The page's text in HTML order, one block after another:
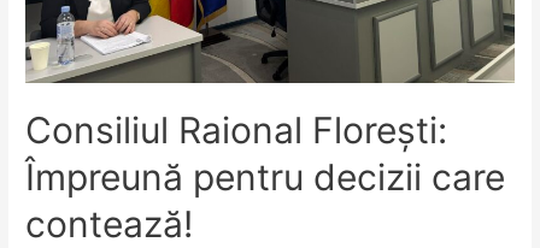
Consiliul Raional Florești:
Împreună pentru decizii care
contează!